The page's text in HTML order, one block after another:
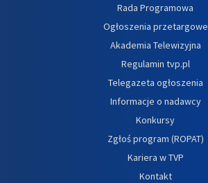
Rada Programowa
Ogłoszenia przetargowe
Akademia Telewizyjna
Regulamin tvp.pl
Telegazeta ogłoszenia
Informacje o nadawcy
Konkursy
Zgłoś program (ROPAT)
Kariera w TVP
Kontakt